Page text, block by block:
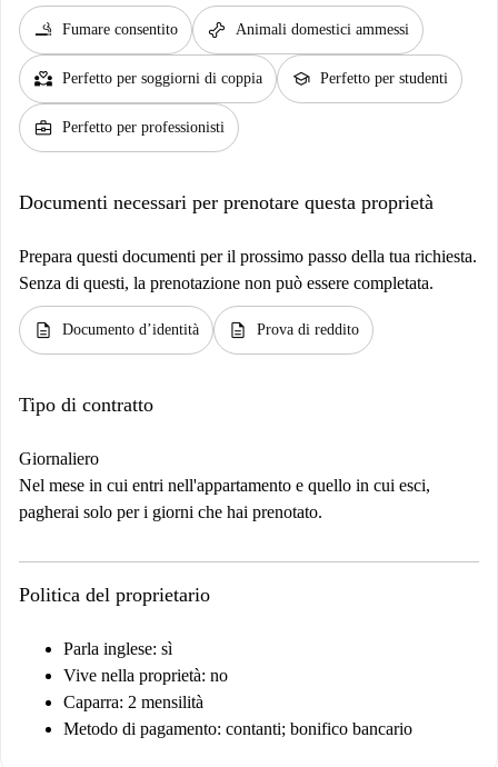
smoking_rooms Fumare consentito pet_supplies Animali domestici ammessi
partner_heart Perfetto per soggiorni di coppia school Perfetto per studenti
business_center Perfetto per professionisti
Documenti necessari per prenotare questa proprietà
Prepara questi documenti per il prossimo passo della tua richiesta.
Senza di questi, la prenotazione non può essere completata.
description Documento d’identità description Prova di reddito
Tipo di contratto
Giornaliero
Nel mese in cui entri nell'appartamento e quello in cui esci,
pagherai solo per i giorni che hai prenotato.
Politica del proprietario
Parla inglese: sì
Vive nella proprietà: no
Caparra: 2 mensilità
Metodo di pagamento: contanti; bonifico bancario